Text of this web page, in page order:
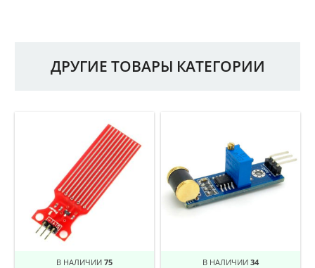
ДРУГИЕ ТОВАРЫ КАТЕГОРИИ
В НАЛИЧИИ 75 В НАЛИЧИИ 34